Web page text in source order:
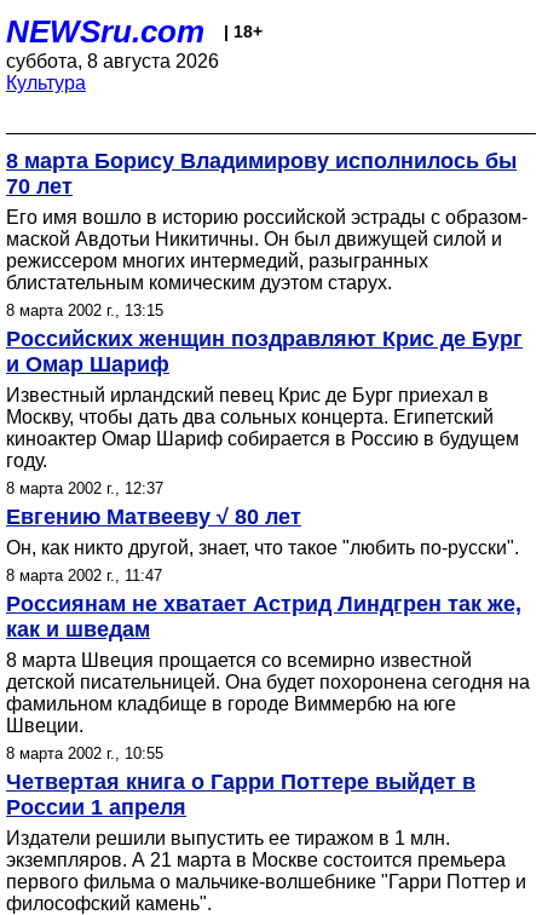
NEWSru.com | 18+
суббота, 8 августа 2026
Культура
8 марта Борису Владимирову исполнилось бы
70 лет
Его имя вошло в историю российской эстрады с образом-
маской Авдотьи Никитичны. Он был движущей силой и
режиссером многих интермедий, разыгранных
блистательным комическим дуэтом старух.
8 марта 2002 г., 13:15
Российских женщин поздравляют Крис де Бург
и Омар Шариф
Известный ирландский певец Крис де Бург приехал в
Москву, чтобы дать два сольных концерта. Египетский
киноактер Омар Шариф собирается в Россию в будущем
году.
8 марта 2002 г., 12:37
Евгению Матвееву √ 80 лет
Он, как никто другой, знает, что такое "любить по-русски".
8 марта 2002 г., 11:47
Россиянам не хватает Астрид Линдгрен так же,
как и шведам
8 марта Швеция прощается со всемирно известной
детской писательницей. Она будет похоронена сегодня на
фамильном кладбище в городе Виммербю на юге
Швеции.
8 марта 2002 г., 10:55
Четвертая книга о Гарри Поттере выйдет в
России 1 апреля
Издатели решили выпустить ее тиражом в 1 млн.
экземпляров. А 21 марта в Москве состоится премьера
первого фильма о мальчике-волшебнике "Гарри Поттер и
философский камень".